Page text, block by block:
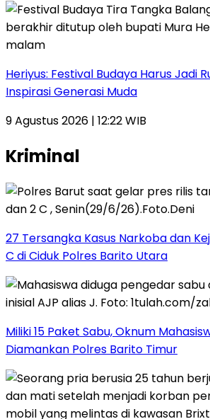
Heriyus: Festival Budaya Harus Jadi
Inspirasi Generasi Muda
9 Agustus 2026 | 12:22 WIB
Kriminal
27 Tersangka Kasus Narkoba dan
C di Ciduk Polres Barito Utara
Miliki 15 Paket Sabu, Oknum
Diamankan Polres Barito Timur